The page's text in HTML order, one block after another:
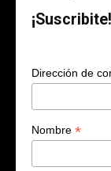
¡Suscribite!
Dirección de
Nombre *